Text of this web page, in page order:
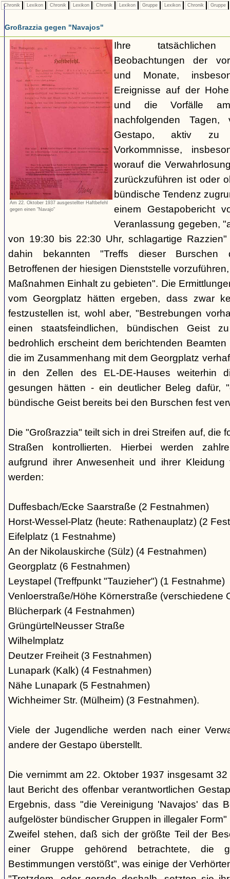
Chronik Lexikon Chronik Lexikon Chronik Lexikon Gruppe Lexikon Chronik Gruppe
Großrazzia gegen "Navajos"
Am 22. Oktober 1937 ausgestellter Haftbefehl
gegen einen "Navajo"
Ihre
Beobachtungen der
und Monate,
Ereignisse auf der
und die Vorfälle
nachfolgenden
Gestapo, aktiv zu
Vorkommnisse,
worauf die
zurückzuführen ist oder
bündische Tendenz
einem Gestapobericht
Veranlassung gegeben,
von 19:30 bis 22:30 Uhr, schlagartige
dahin bekannten "Treffs dieser Burschen
Betroffenen der hiesigen Dienststelle
Maßnahmen Einhalt zu gebieten". Die
vom Georgplatz hätten ergeben, dass zwar
festzustellen ist, wohl aber, "Bestrebungen
einen staatsfeindlichen, bündischen Geist
bedrohlich erscheint dem berichtenden
die im Zusammenhang mit dem Georgplatz
in den Zellen des EL-DE-Hauses weiterhin
gesungen hätten - ein deutlicher Beleg dafür,
bündische Geist bereits bei den Burschen fest
Die "Großrazzia" teilt sich in drei Streifen auf, die
Straßen kontrollierten. Hierbei werden
aufgrund ihrer Anwesenheit und ihrer Kleidung
werden:
Duffesbach/Ecke Saarstraße (2 Festnahmen)
Horst-Wessel-Platz (heute: Rathenauplatz) (2
Eifelplatz (1 Festnahme)
An der Nikolauskirche (Sülz) (4 Festnahmen)
Georgplatz (6 Festnahmen)
Leystapel (Treffpunkt "Tauzieher") (1 Festnahme)
Venloerstraße/Höhe Körnerstraße (verschiedene
Blücherpark (4 Festnahmen)
GrüngürtelNeusser Straße
Wilhelmplatz
Deutzer Freiheit (3 Festnahmen)
Lunapark (Kalk) (4 Festnahmen)
Nähe Lunapark (5 Festnahmen)
Wichheimer Str. (Mülheim) (3 Festnahmen).
Viele der Jugendliche werden nach einer
andere der Gestapo überstellt.
Die vernimmt am 22. Oktober 1937 insgesamt
laut Bericht des offenbar verantwortlichen
Ergebnis, dass "die Vereinigung 'Navajos' das
aufgelöster bündischer Gruppen in illegaler
Zweifel stehen, daß sich der größte Teil der
einer Gruppe gehörend betrachtete, die
Bestimmungen verstößt", was einige der